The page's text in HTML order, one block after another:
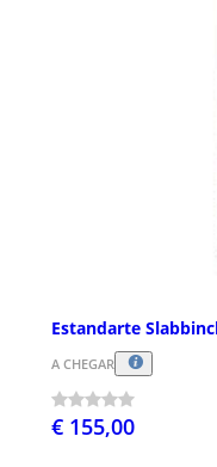
Estandarte
A CHEGAR
€ 155,00